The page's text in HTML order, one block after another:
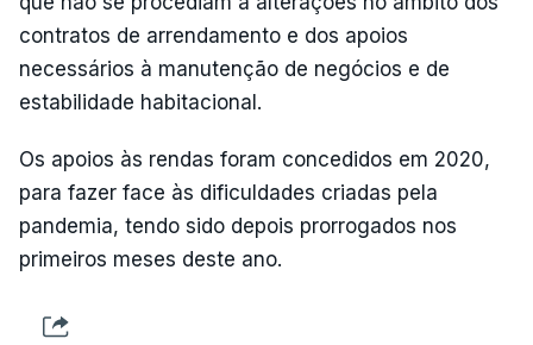
contratos de arrendamento e dos apoios
necessários à manutenção de negócios e de
estabilidade habitacional.
Os apoios às rendas foram concedidos em 2020,
para fazer face às dificuldades criadas pela
pandemia, tendo sido depois prorrogados nos
primeiros meses deste ano.